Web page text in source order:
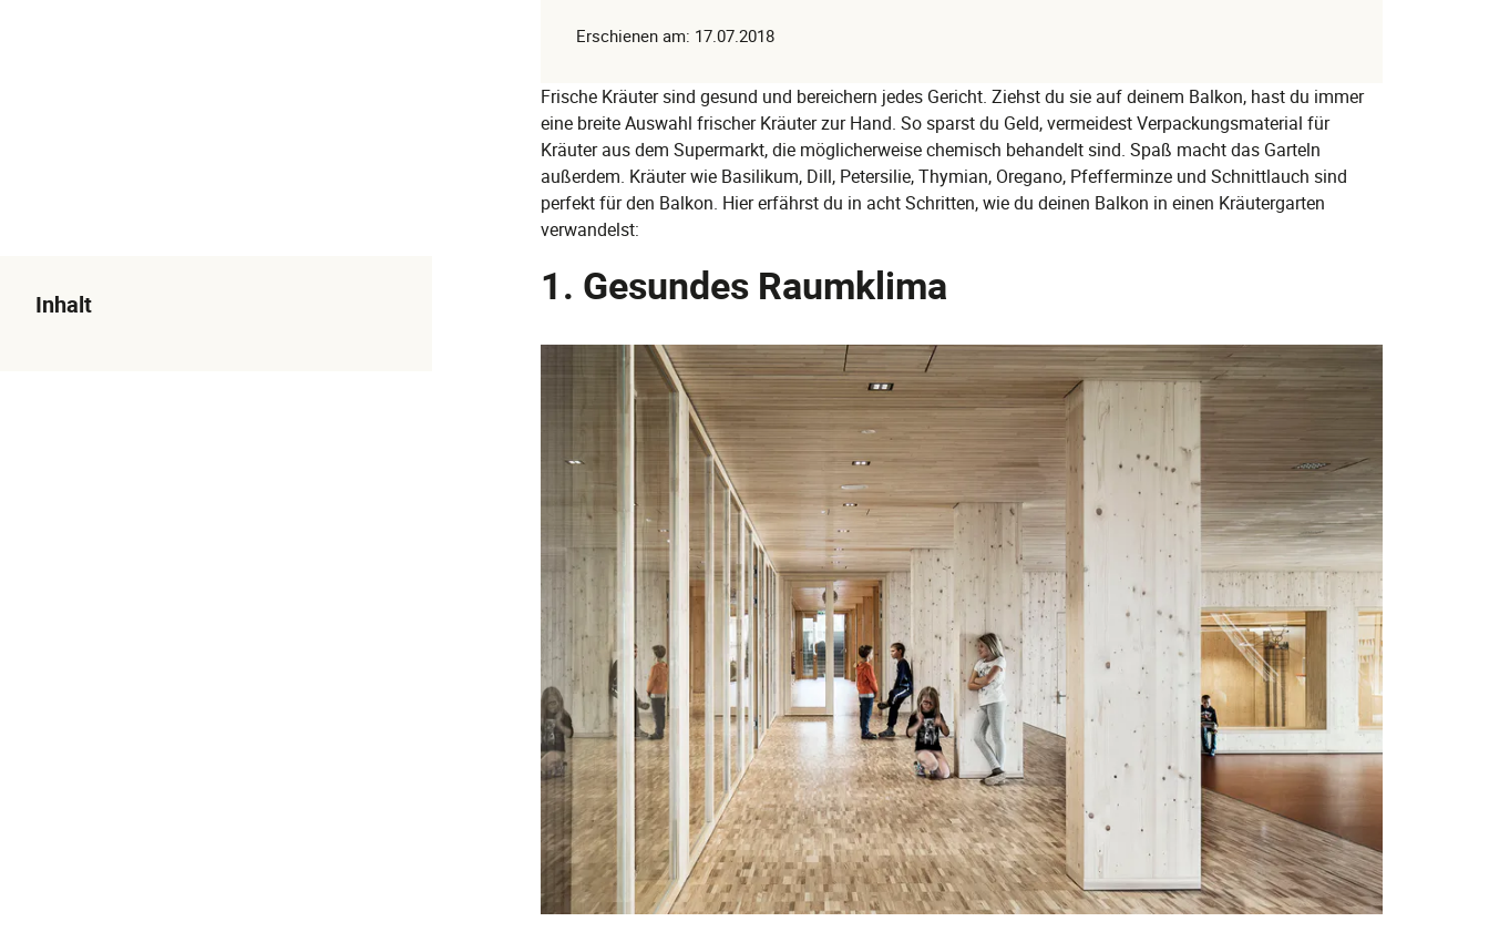
Erschienen am: 17.07.2018
Inhalt
Frische Kräuter sind gesund und bereichern jedes Gericht. Ziehst du sie auf deinem Balkon, hast du immer
eine breite Auswahl frischer Kräuter zur Hand. So sparst du Geld, vermeidest Verpackungsmaterial für
Kräuter aus dem Supermarkt, die möglicherweise chemisch behandelt sind. Spaß macht das Garteln
außerdem. Kräuter wie Basilikum, Dill, Petersilie, Thymian, Oregano, Pfefferminze und Schnittlauch sind
perfekt für den Balkon. Hier erfährst du in acht Schritten, wie du deinen Balkon in einen Kräutergarten
verwandelst:
1. Gesundes Raumklima